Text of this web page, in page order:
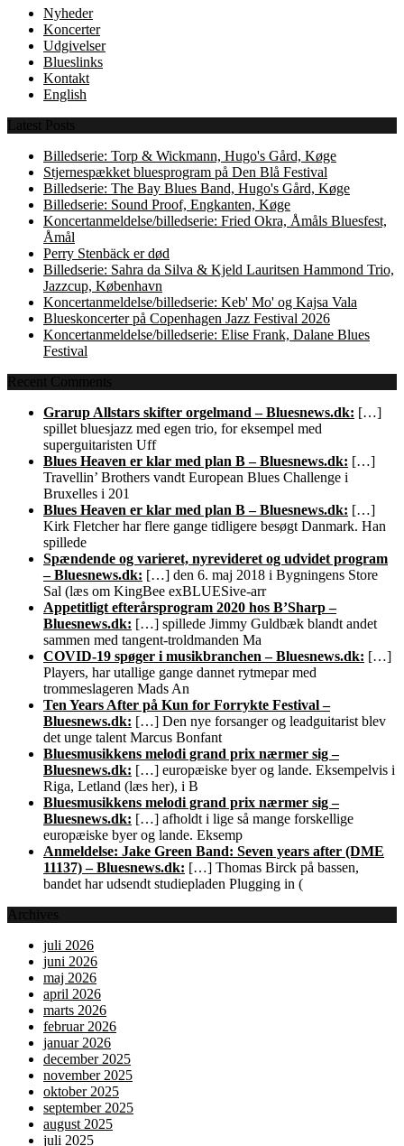
Nyheder
Koncerter
Udgivelser
Blueslinks
Kontakt
English
Latest Posts
Billedserie: Torp & Wickmann, Hugo's Gård, Køge
Stjernespækket bluesprogram på Den Blå Festival
Billedserie: The Bay Blues Band, Hugo's Gård, Køge
Billedserie: Sound Proof, Engkanten, Køge
Koncertanmeldelse/billedserie: Fried Okra, Åmåls Bluesfest,
Åmål
Perry Stenbäck er død
Billedserie: Sahra da Silva & Kjeld Lauritsen Hammond Trio,
Jazzcup, København
Koncertanmeldelse/billedserie: Keb' Mo' og Kajsa Vala
Blueskoncerter på Copenhagen Jazz Festival 2026
Koncertanmeldelse/billedserie: Elise Frank, Dalane Blues
Festival
Recent Comments
Grarup Allstars skifter orgelmand – Bluesnews.dk: […]
spillet bluesjazz med egen trio, for eksempel med
superguitaristen Uff
Blues Heaven er klar med plan B – Bluesnews.dk: […]
Travellin’ Brothers vandt European Blues Challenge i
Bruxelles i 201
Blues Heaven er klar med plan B – Bluesnews.dk: […]
Kirk Fletcher har flere gange tidligere besøgt Danmark. Han
spillede
Spændende og varieret, nyrevideret og udvidet program
– Bluesnews.dk: […] den 6. maj 2018 i Bygningens Store
Sal (læs om KingBee exBLUESive-arr
Appetitligt efterårsprogram 2020 hos B’Sharp –
Bluesnews.dk: […] spillede Jimmy Guldbæk blandt andet
sammen med tangent-troldmanden Ma
COVID-19 spøger i musikbranchen – Bluesnews.dk: […]
Players, har utallige gange dannet rytmepar med
trommeslageren Mads An
Ten Years After på Kun for Forrykte Festival –
Bluesnews.dk: […] Den nye forsanger og leadguitarist blev
det unge talent Marcus Bonfant
Bluesmusikkens melodi grand prix nærmer sig –
Bluesnews.dk: […] europæiske byer og lande. Eksempelvis i
Riga, Letland (læs her), i B
Bluesmusikkens melodi grand prix nærmer sig –
Bluesnews.dk: […] afholdt i lige så mange forskellige
europæiske byer og lande. Eksemp
Anmeldelse: Jake Green Band: Seven years after (DME
11137) – Bluesnews.dk: […] Thomas Birck på bassen,
bandet har udsendt studiepladen Plugging in (
Archives
juli 2026
juni 2026
maj 2026
april 2026
marts 2026
februar 2026
januar 2026
december 2025
november 2025
oktober 2025
september 2025
august 2025
juli 2025